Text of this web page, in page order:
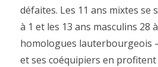
défaites. Les 11 ans mixtes se
à 1 et les 13 ans masculins 28
homologues lauterbourgeois
et ses coéquipiers en